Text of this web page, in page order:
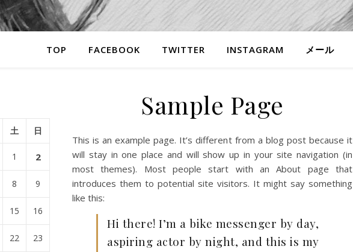
TOP FACEBOOK TWITTER INSTAGRAM メール
土 日
1 2
8 9
15 16
22 23
Sample Page
This is an example page. It’s different from a blog post because it
will stay in one place and will show up in your site navigation (in
most themes). Most people start with an About page that
introduces them to potential site visitors. It might say something
like this:
Hi there! I’m a bike messenger by day,
aspiring actor by night, and this is my